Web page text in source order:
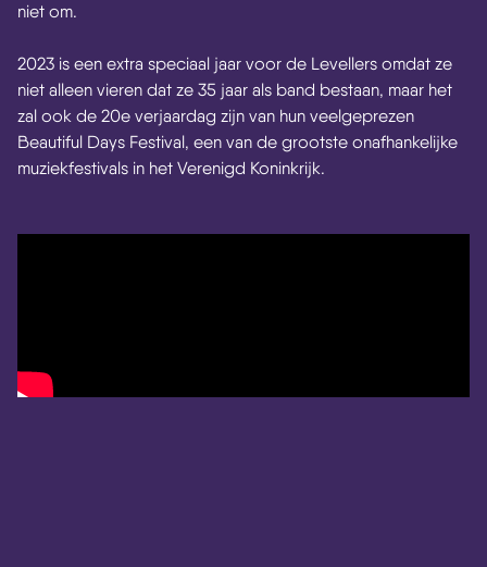
niet om.
2023 is een extra speciaal jaar voor de Levellers omdat ze
niet alleen vieren dat ze 35 jaar als band bestaan, maar het
zal ook de 20e verjaardag zijn van hun veelgeprezen
Beautiful Days Festival, een van de grootste onafhankelijke
muziekfestivals in het Verenigd Koninkrijk.